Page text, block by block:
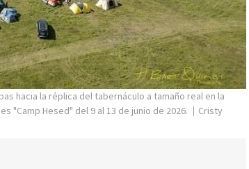
hacia la réplica del tabernáculo a tamaño real en la
"Camp Hesed" del 9 al 13 de junio de 2026.
Cristy